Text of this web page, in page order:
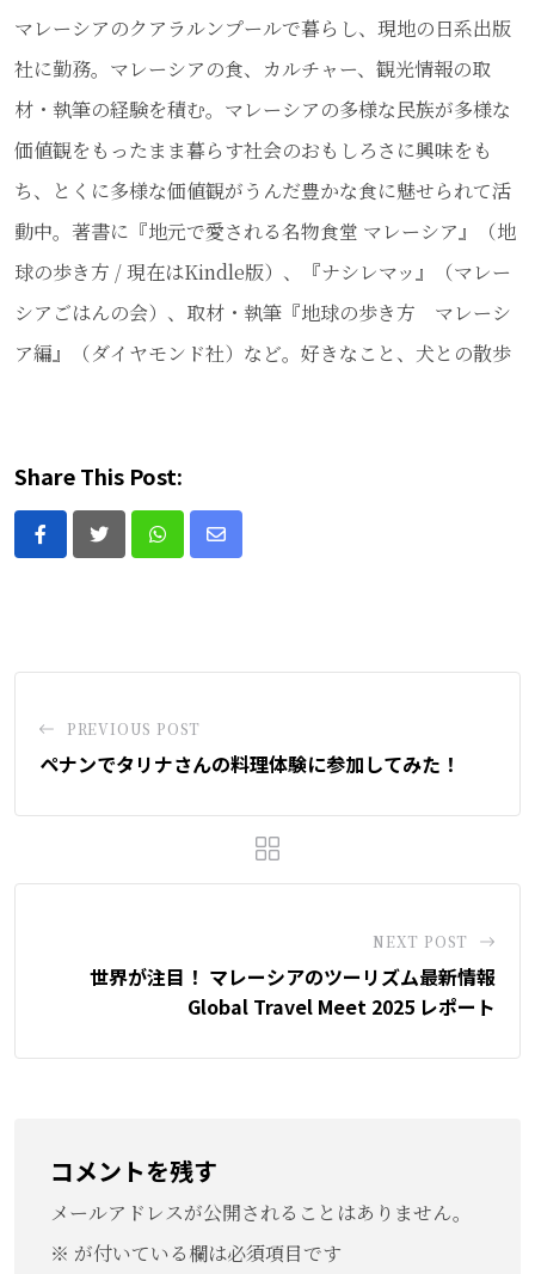
マレーシアのクアラルンプールで暮らし、現地の日系出版
社に勤務。マレーシアの食、カルチャー、観光情報の取
材・執筆の経験を積む。マレーシアの多様な民族が多様な
価値観をもったまま暮らす社会のおもしろさに興味をも
ち、とくに多様な価値観がうんだ豊かな食に魅せられて活
動中。著書に『地元で愛される名物食堂 マレーシア』（地
球の歩き方 / 現在はKindle版）、『ナシレマッ』（マレー
シアごはんの会）、取材・執筆『地球の歩き方 マレーシ
ア編』（ダイヤモンド社）など。好きなこと、犬との散歩
Share This Post:
Whatsapp
Share
PREVIOUS POST
ペナンでタリナさんの料理体験に参加してみた！
NEXT POST
世界が注目！ マレーシアのツーリズム最新情報
――Global Travel Meet 2025 レポート――
コメントを残す
メールアドレスが公開されることはありません。
※ が付いている欄は必須項目です